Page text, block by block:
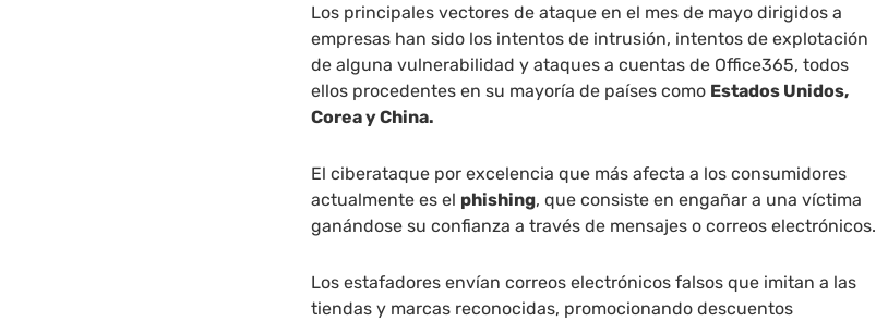
Los principales vectores de ataque en el mes de mayo dirigidos a
empresas han sido los intentos de intrusión, intentos de explotación
de alguna vulnerabilidad y ataques a cuentas de Office365, todos
ellos procedentes en su mayoría de países como Estados Unidos,
Corea y China.
El ciberataque por excelencia que más afecta a los consumidores
actualmente es el phishing, que consiste en engañar a una víctima
ganándose su confianza a través de mensajes o correos electrónicos.
Los estafadores envían correos electrónicos falsos que imitan a las
tiendas y marcas reconocidas, promocionando descuentos